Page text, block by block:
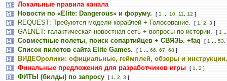
Локальные правила канала
Новости по «Elite: Dangerous» и форуму.
[ 1 10 11 12 ]
REQUEST: Требуются модели кораблей + Голосование. [ 1 2 3 ]
GALNET: галактическая новостная сеть + вопросы по истории. [ 1
Совместные полеты, поиск сопартийцев + СВЯЗЬ. +faq [ 1 53
Список пилотов сайта Elite Games. [ 1 66 67 68 ]
ВИДЕОролики: официальные, геймплей, обзоры и инструкции.
Финальные предложения для разработчиков игры
[ 1 2 ]
ФИТЫ (билды) по запросу [ 1 2 3 ]